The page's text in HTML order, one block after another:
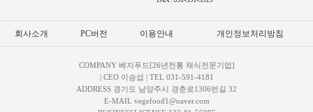
회사소개 PC버전 이용안내 개인정보처리방침
COMPANY 베지푸드[26년전통 채식전문기업]
| CEO 이승섭 | TEL 031-591-4181
ADDRESS 경기도 남양주시 경춘로1306번길 32
E-MAIL vegefood1@naver.com